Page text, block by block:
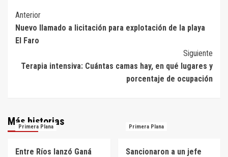
Navegación
de
Anterior
Nuevo llamado a licitación para explotación de la playa
El Faro
Siguiente
Terapia intensiva: Cuántas camas hay, en qué lugares y
porcentaje de ocupación
Más historias
Primera Plana
Entre Ríos lanzó Ganá
Primera Plana
Sancionaron a un jefe